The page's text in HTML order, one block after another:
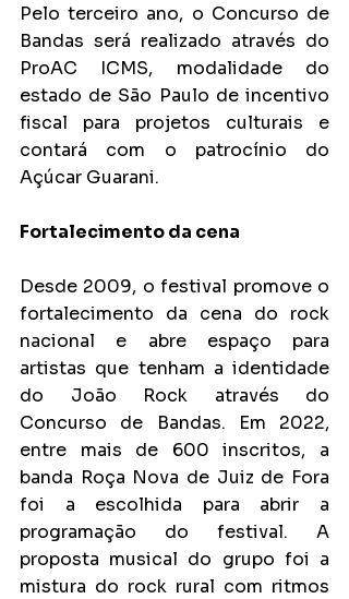
Pelo terceiro ano, o Concurso de
Bandas será realizado através do
ProAC ICMS, modalidade do
estado de São Paulo de incentivo
fiscal para projetos culturais e
contará com o patrocínio do
Açúcar Guarani.
Fortalecimento da cena
Desde 2009, o festival promove o
fortalecimento da cena do rock
nacional e abre espaço para
artistas que tenham a identidade
do João Rock através do
Concurso de Bandas. Em 2022,
entre mais de 600 inscritos, a
banda Roça Nova de Juiz de Fora
foi a escolhida para abrir a
programação do festival. A
proposta musical do grupo foi a
mistura do rock rural com ritmos